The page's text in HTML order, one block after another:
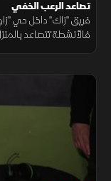
تصاعد الرعب الخفي
فريق "زاك" داخل حي
فالأنشطة تتصاعد